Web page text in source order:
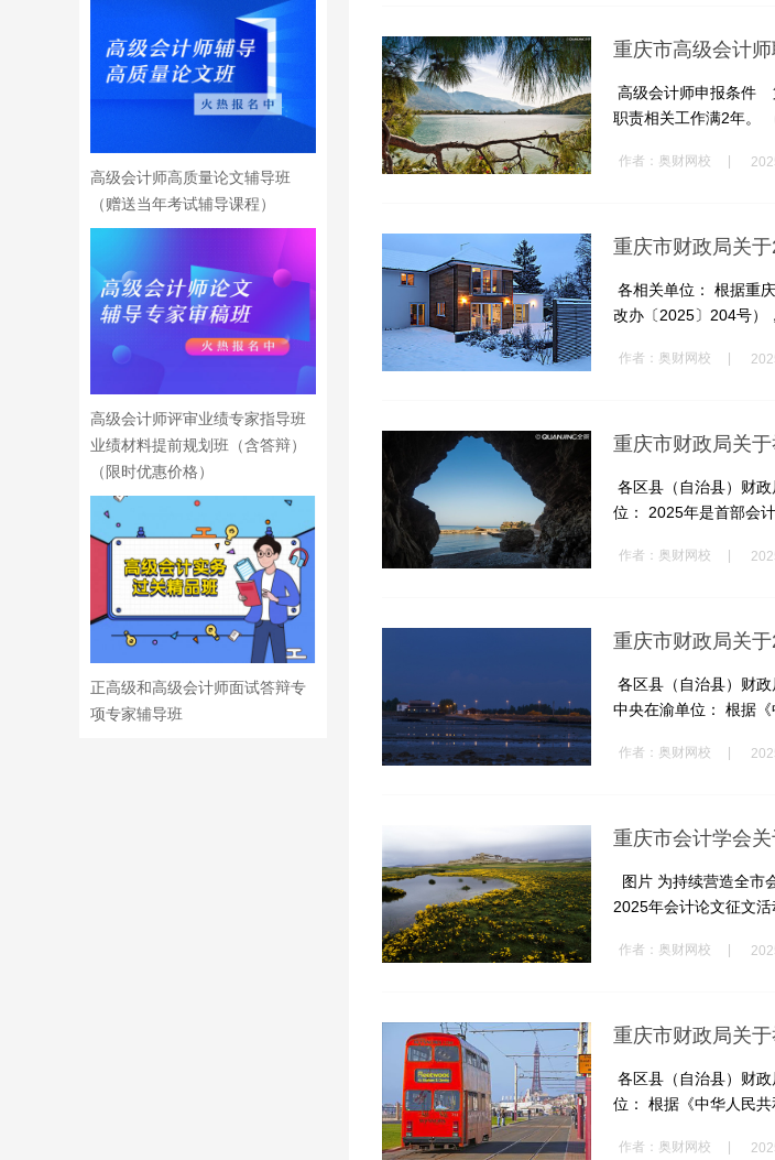
高级会计师高质量论文辅导班
（赠送当年考试辅导课程）
高级会计师评审业绩专家指导班
业绩材料提前规划班（含答辩）
（限时优惠价格）
正高级和高级会计师面试答辩专
项专家辅导班
重庆市高级会计
高级会计师申报条件
职责相关工作满2年。
作者： 奥财网校 |
各相关单位： 根据重
改办〔2025〕204号）
作者： 奥财网校 |
重庆市财政局关
各区县（自治县）财
位： 2025年是首部会
作者： 奥财网校 |
重庆市财政局关
各区县（自治县）财
中央在渝单位： 根据
作者： 奥财网校 |
重庆市会计学会
图片 为持续营造全市
2025年会计论文征文
作者： 奥财网校 |
重庆市财政局关
各区县（自治县）财
位： 根据《中华人民
作者： 奥财网校 |